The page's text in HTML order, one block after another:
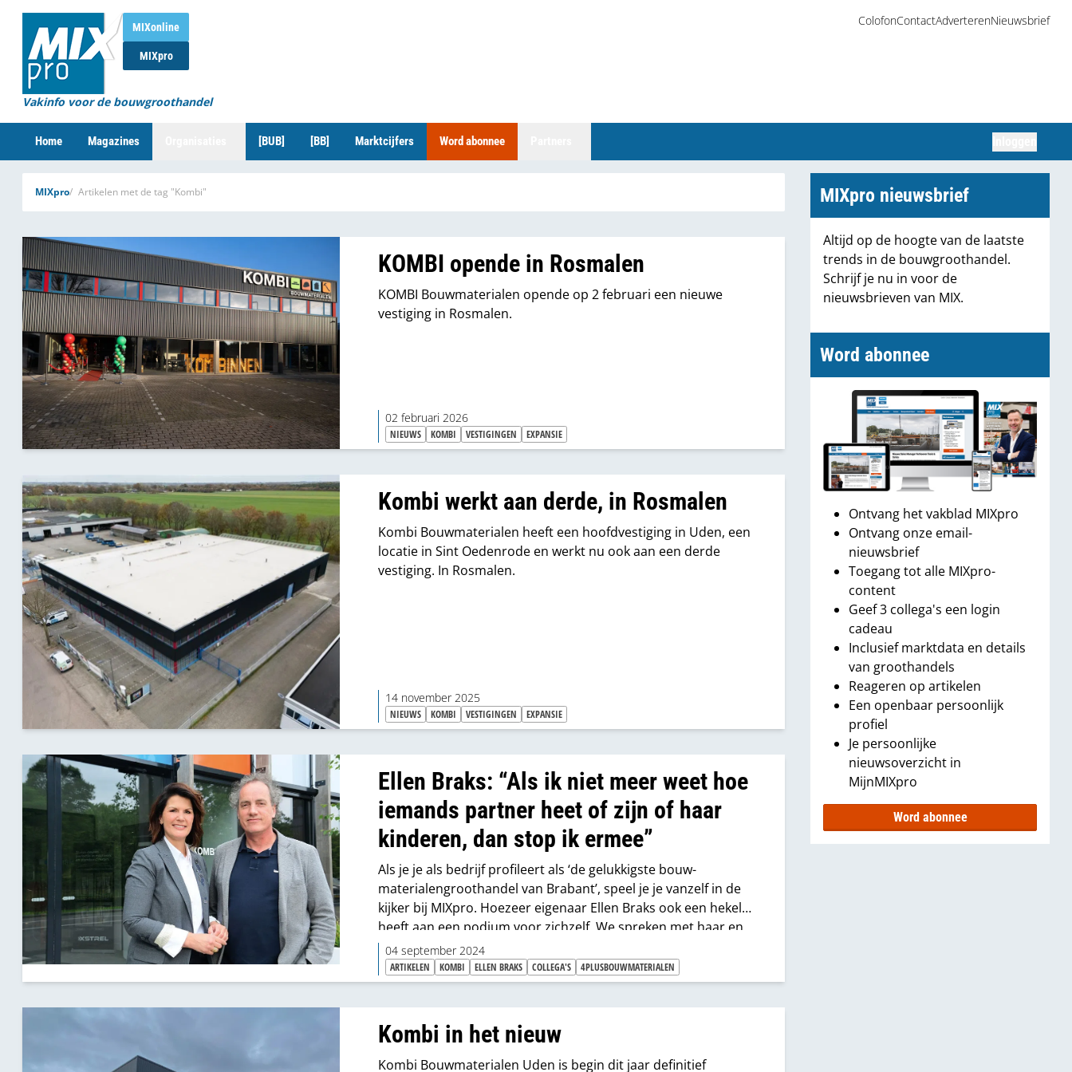
MIXonline
MIXpro
Vakinfo voor de bouwgroothandel
ColofonContactAdverterenNieuwsbrief
Home Magazines [BUB] [BB] Marktcijfers Word abonnee
MIXpro Artikelen met de tag "Kombi"
KOMBI opende in Rosmalen
KOMBI Bouwmaterialen opende op 2 februari een nieuwe
vestiging in Rosmalen.
02 februari 2026
NIEUWS KOMBI VESTIGINGEN EXPANSIE
Kombi werkt aan derde, in Rosmalen
Kombi Bouwmaterialen heeft een hoofdvestiging in Uden, een
locatie in Sint Oedenrode en werkt nu ook aan een derde
vestiging. In Rosmalen.
14 november 2025
NIEUWS KOMBI VESTIGINGEN EXPANSIE
Ellen Braks: “Als ik niet meer weet hoe
iemands partner heet of zijn of haar
kinderen, dan stop ik ermee”
Als je je als bedrijf profileert als ‘de gelukkigste bouw-
materialengroothandel van Brabant’, speel je je vanzelf in de
kijker bij MIXpro. Hoezeer eigenaar Ellen Braks ook een hekel
heeft aan een podium voor zichzelf. We spreken met haar en
haar man én zakenpartner Ivo van Beuningen – en ook even
met Braks senior – over Kombi Bouwmaterialen en de manier
waarop ze zich in Uden en Sint-Oedenrode profileren bij
medewerkers en hun klanten.
04 september 2024
ARTIKELEN KOMBI ELLEN BRAKS COLLEGA'S 4PLUSBOUWMATERIALEN
Kombi in het nieuw
Kombi Bouwmaterialen Uden is begin dit jaar definitief
MIXpro nieuwsbrief
Altijd op de hoogte van de laatste
trends in de bouwgroothandel.
Schrijf je nu in voor de
nieuwsbrieven van MIX.
Word abonnee
Ontvang het vakblad MIXpro
Ontvang onze email-
nieuwsbrief
Toegang tot alle MIXpro-
content
Geef 3 collega's een login
cadeau
Inclusief marktdata en details
van groothandels
Reageren op artikelen
Een openbaar persoonlijk
profiel
Je persoonlijke
nieuwsoverzicht in
MijnMIXpro
Word abonnee